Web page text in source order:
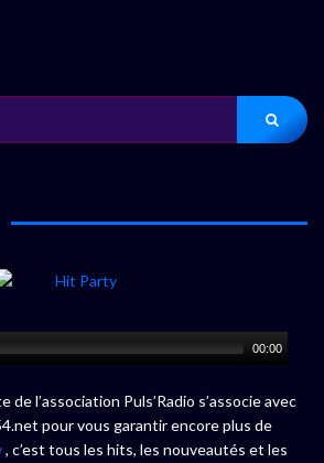
00:00
de l’association Puls’Radio s’associe avec
pour vous garantir encore plus de
, c’est tous les hits, les nouveautés et les